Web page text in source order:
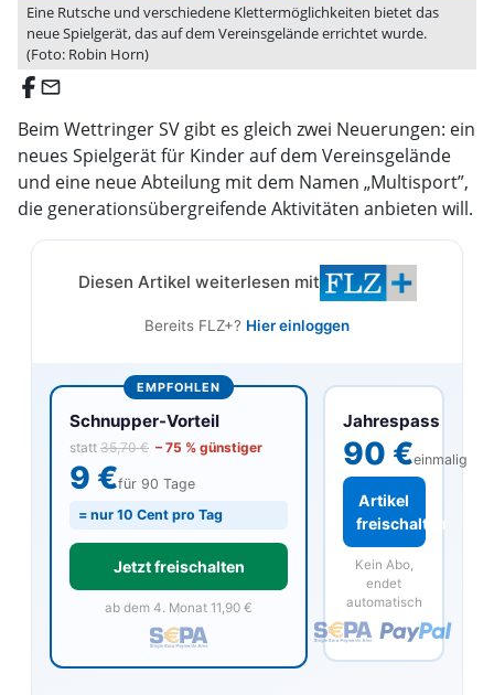
Eine Rutsche und verschiedene Klettermöglichkeiten bietet das
neue Spielgerät, das auf dem Vereinsgelände errichtet wurde.
(Foto: Robin Horn)
email
Beim Wettringer SV gibt es gleich zwei Neuerungen: ein
neues Spielgerät für Kinder auf dem Vereinsgelände
und eine neue Abteilung mit dem Namen „Multisport”,
die generationsübergreifende Aktivitäten anbieten will.
Diesen Artikel weiterlesen mit
Bereits FLZ+? Hier einloggen
Jahrespass
90 €einmalig
Artikel
freischalten
Kein Abo,
endet
automatisch
EMPFOHLEN
Schnupper-Vorteil
statt 35,70 € – 75 % günstiger
9 €für 90 Tage
= nur 10 Cent pro Tag
Jetzt freischalten
ab dem 4. Monat 11,90 €